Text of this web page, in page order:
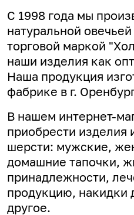
С 1998 года мы
натуральной
торговой маркой
наши изделия как
Наша продукция
фабрике в г.
В нашем интернет-
приобрести изделия
шерсти: мужские,
домашние тапочки,
принадлежности,
продукцию, накидки
другое.